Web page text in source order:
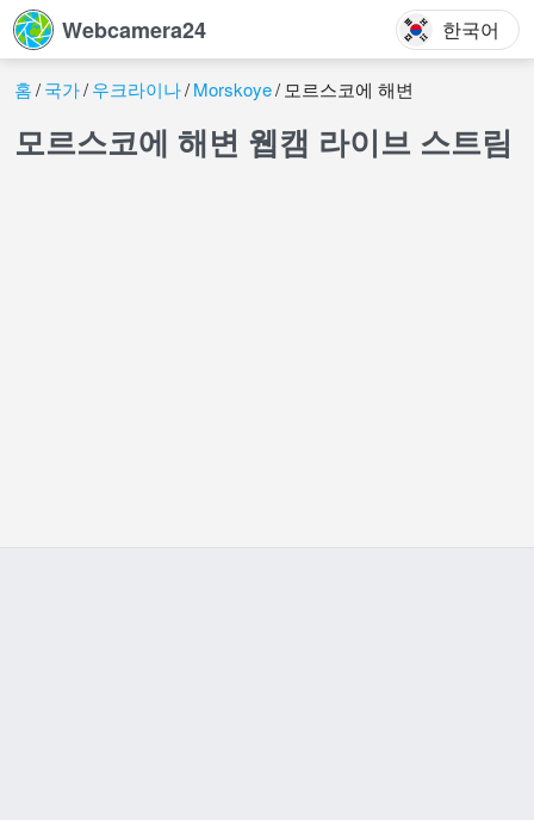
Webcamera24 한국어
홈 국가 우크라이나 Morskoye 모르스코에 해변
모르스코에 해변 웹캠 라이브 스트림